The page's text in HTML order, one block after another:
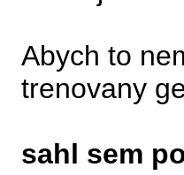
Abych to
trenovany
sahl sem